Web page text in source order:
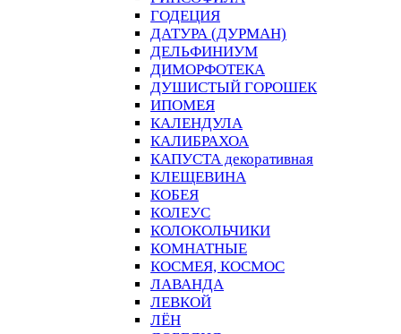
ГОДЕЦИЯ
ДАТУРА (ДУРМАН)
ДЕЛЬФИНИУМ
ДИМОРФОТЕКА
ДУШИСТЫЙ ГОРОШЕК
ИПОМЕЯ
КАЛЕНДУЛА
КАЛИБРАХОА
КАПУСТА декоративная
КЛЕЩЕВИНА
КОБЕЯ
КОЛЕУС
КОЛОКОЛЬЧИКИ
КОМНАТНЫЕ
КОСМЕЯ, КОСМОС
ЛАВАНДА
ЛЕВКОЙ
ЛЁН